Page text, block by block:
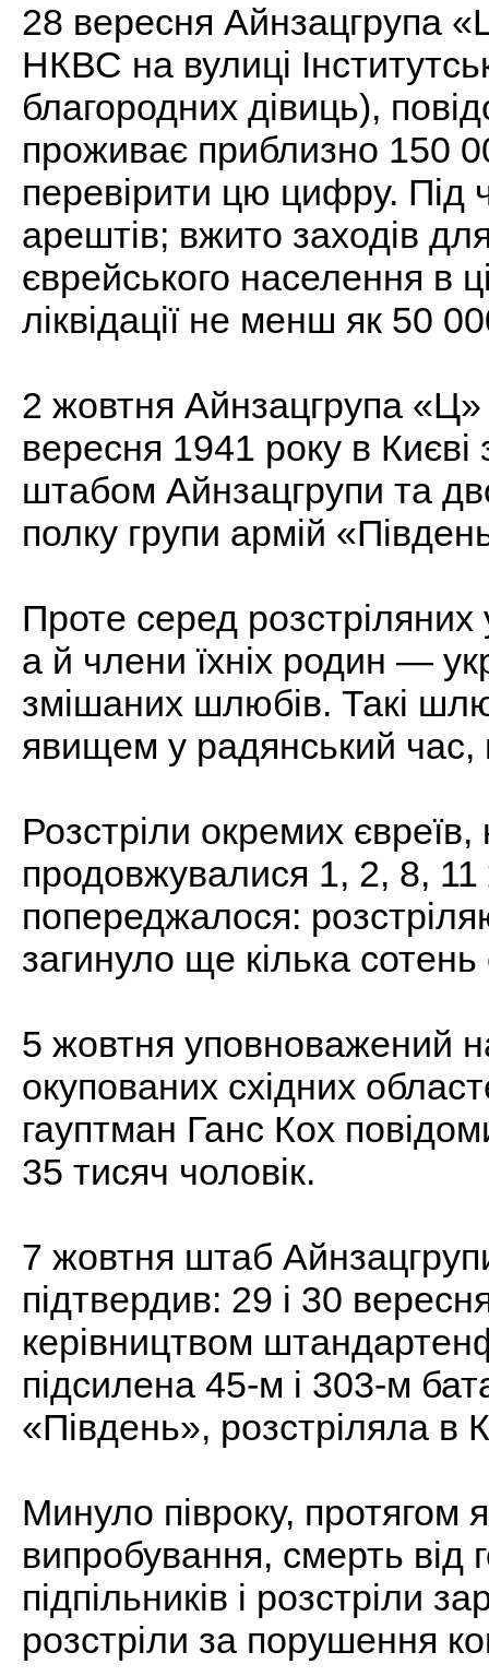
28 вересня Айнзацгрупа
НКВС на вулиці
благородних дівиць),
проживає приблизно 150
перевірити цю цифру. Під
арештів; вжито заходів
єврейського населення в
ліквідації не менш як 50
2 жовтня Айнзацгрупа
вересня 1941 року в Києві
штабом Айнзацгрупи та
полку групи армій
Проте серед розстріляних
а й члени їхніх родин —
змішаних шлюбів. Такі
явищем у радянський час,
Розстріли окремих
продовжувалися 1, 2, 8,
попереджалося:
загинуло ще кілька сотень
5 жовтня уповноважений
окупованих східних
гауптман Ганс Кох
35 тисяч чоловік.
7 жовтня штаб
підтвердив: 29 і 30
керівництвом
підсилена 45-м і 303-м
«Південь», розстріляла в
Минуло півроку, протягом
випробування, смерть від
підпільників і розстріли
розстріли за порушення